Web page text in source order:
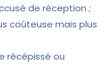
de réception ;
coûteuse mais plus
récépissé ou